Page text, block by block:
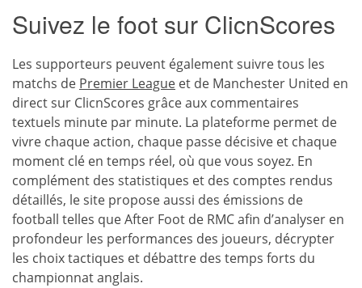
Suivez le foot sur ClicnScores
Les supporteurs peuvent également suivre tous les
matchs de Premier League et de Manchester United en
direct sur ClicnScores grâce aux commentaires
textuels minute par minute. La plateforme permet de
vivre chaque action, chaque passe décisive et chaque
moment clé en temps réel, où que vous soyez. En
complément des statistiques et des comptes rendus
détaillés, le site propose aussi des émissions de
football telles que After Foot de RMC afin d’analyser en
profondeur les performances des joueurs, décrypter
les choix tactiques et débattre des temps forts du
championnat anglais.